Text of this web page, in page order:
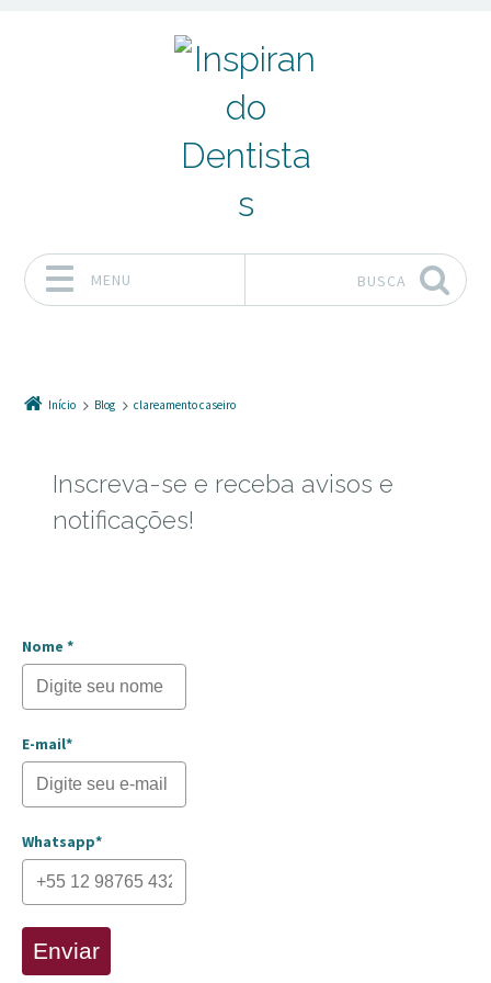
MENU BUSCA
Início Blog clareamento caseiro
Inscreva-se e receba avisos e
notificações!
Nome *
E-mail*
Whatsapp*
Enviar